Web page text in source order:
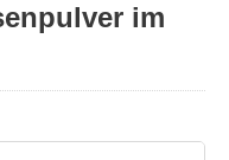
im